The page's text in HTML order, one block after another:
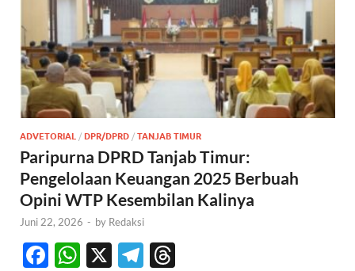
ADVETORIAL / DPR/DPRD / TANJAB TIMUR
Paripurna DPRD Tanjab Timur:
Pengelolaan Keuangan 2025 Berbuah
Opini WTP Kesembilan Kalinya
Juni 22, 2026 - by Redaksi
F
W X
T